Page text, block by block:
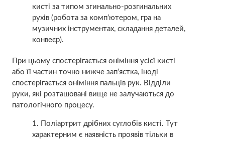
кисті за типом згинально-розгинальних
рухів (робота за комп’ютером, гра на
музичних інструментах, складання деталей,
конвеєр).
При цьому спостерігається оніміння усієї кисті
або її частин точно нижче зап’ястка, іноді
спостерігається оніміння пальців рук. Відділи
руки, які розташовані вище не залучаються до
патологічного процесу.
Поліартрит дрібних суглобів кисті. Тут
характерним є наявність проявів тільки в